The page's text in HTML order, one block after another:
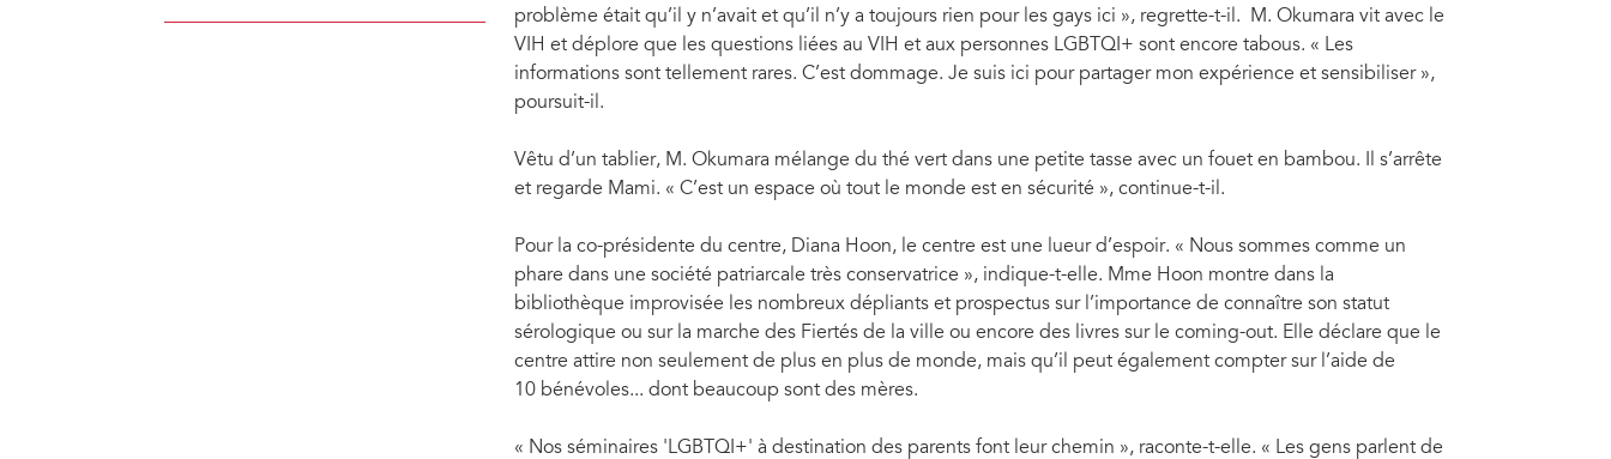
problème était qu’il y n’avait et qu’il n’y a toujours rien pour les gays ici », regrette-t-il. M. Okumara vit avec le
VIH et déplore que les questions liées au VIH et aux personnes LGBTQI+ sont encore tabous. « Les
informations sont tellement rares. C’est dommage. Je suis ici pour partager mon expérience et sensibiliser »,
poursuit-il.
Vêtu d’un tablier, M. Okumara mélange du thé vert dans une petite tasse avec un fouet en bambou. Il s’arrête
et regarde Mami. « C’est un espace où tout le monde est en sécurité », continue-t-il.
Pour la co-présidente du centre, Diana Hoon, le centre est une lueur d’espoir. « Nous sommes comme un
phare dans une société patriarcale très conservatrice », indique-t-elle. Mme Hoon montre dans la
bibliothèque improvisée les nombreux dépliants et prospectus sur l’importance de connaître son statut
sérologique ou sur la marche des Fiertés de la ville ou encore des livres sur le coming-out. Elle déclare que le
centre attire non seulement de plus en plus de monde, mais qu’il peut également compter sur l’aide de
10 bénévoles... dont beaucoup sont des mères.
« Nos séminaires 'LGBTQI+' à destination des parents font leur chemin », raconte-t-elle. « Les gens parlent de